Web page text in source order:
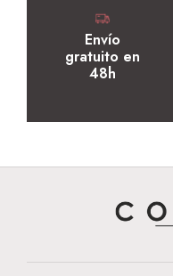
Envío
gratuito en
48h